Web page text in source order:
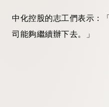
中化控股的志工們表示：
司能夠繼續辦下去。」